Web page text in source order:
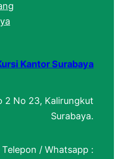
Kantor Surabaya
2 No 23, Kalirungkut
Surabaya.
Telepon / Whatsapp :